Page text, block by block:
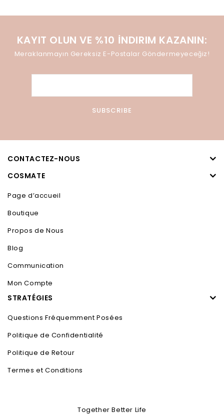
KAYIT OLUN VE %10 İNDIRIM KAZANIN:
Meraklanmayın Gereksiz E-Postalar Göndermeyeceğiz!
CONTACTEZ-NOUS
COSMATE
Page d’accueil
Boutique
Propos de Nous
Blog
Communication
Mon Compte
STRATÉGIES
Questions Fréquemment Posées
Politique de Confidentialité
Politique de Retour
Termes et Conditions
Together Better Life